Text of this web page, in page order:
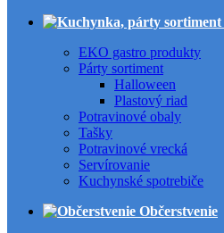
EKO gastro produkty
Párty sortiment
Halloween
Plastový riad
Potravinové obaly
Tašky
Potravinové vrecká
Servírovanie
Kuchynské spotrebiče
Občerstvenie